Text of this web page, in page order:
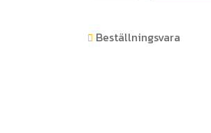
1kgBeställningsvara